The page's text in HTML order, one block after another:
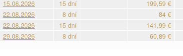
15.08.2026
15 dní 199,59 €
22.08.2026
8 dní 84 €
22.08.2026
15 dní 141,99 €
29.08.2026
8 dní 60,89 €